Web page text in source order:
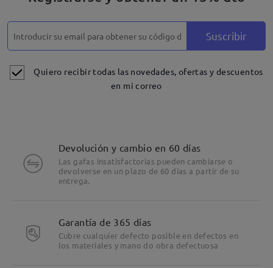
Suscribir
Quiero recibir todas las novedades, ofertas y descuentos
en mi correo
Devolución y cambio en 60 días
Las gafas insatisfactorias pueden cambiarse o
devolverse en un plazo de 60 días a partir de su
entrega.
Garantía de 365 días
Cubre cualquier defecto posible en defectos en
los materiales y mano do obra defectuosa